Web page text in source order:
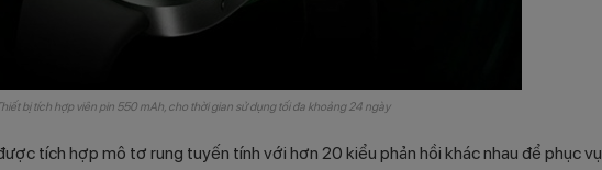
bị tích hợp viên pin 550 mAh, cho thời gian sử dụng tối đa khoảng 24 ngày
tích hợp mô tơ rung tuyến tính với hơn 20 kiểu phản hồi khác nhau để phục vụ